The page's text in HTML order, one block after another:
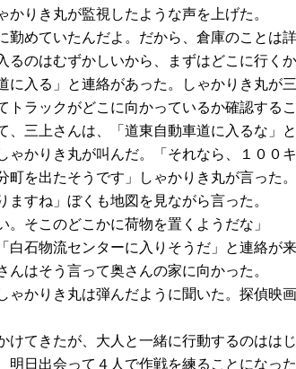
かりき丸が監視したような声を上げた。
勤めていたんだよ。だから、倉庫のことは詳
るのはむずかしいから、まずはどこに行く
に入る」と連絡があった。しゃかりき丸が
ラックがどこに向かっているか確認するこ
三上さんは、「道東自動車道に入るな」と
ゃかりき丸が叫んだ。「それなら、１００
を出たそうです」しゃかりき丸が言った。
ますね」ぼくも地図を見ながら言った。
。そこのどこかに荷物を置くようだな」
石物流センターに入りそうだ」と連絡が来
んはそう言って奥さんの家に向かった。
ゃかりき丸は弾んだように聞いた。探偵映
てきたが、大人と一緒に行動するのははじ
日出会って４人で作戦を練ることになった